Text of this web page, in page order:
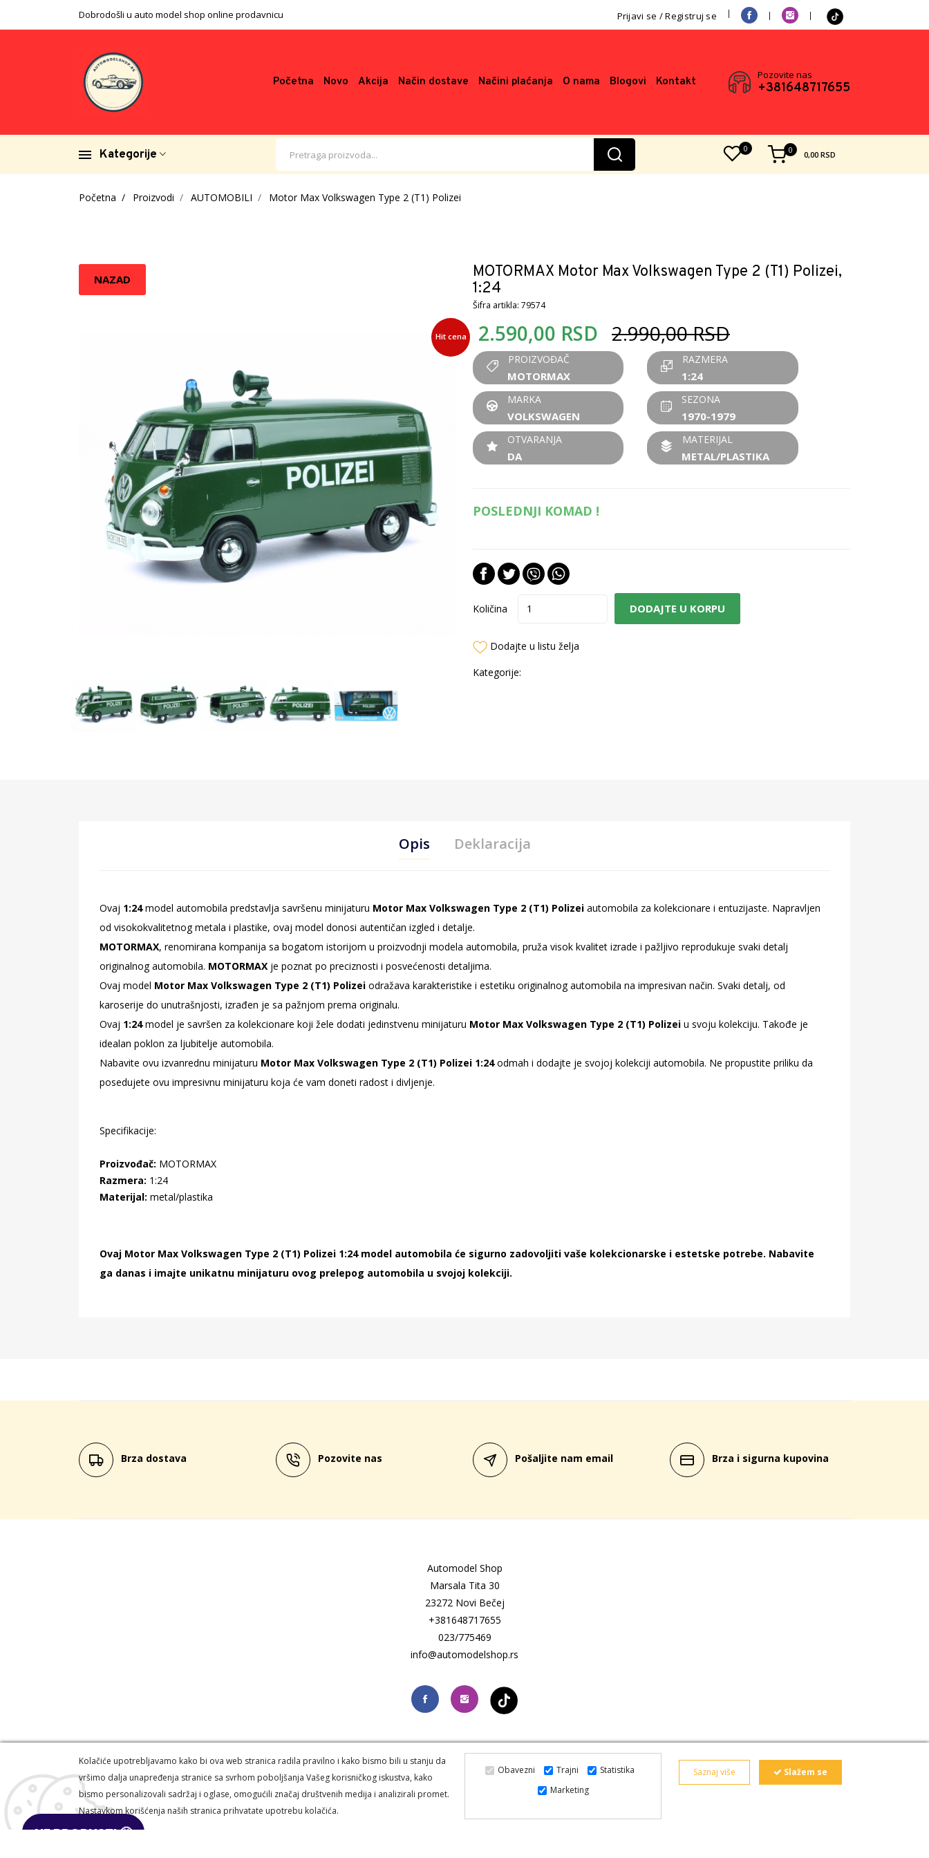
Dobrodošli u auto model shop online prodavnicu Prijavi se / Registruj se
Početna Novo Akcija Način dostave Načini plaćanja O nama Blogovi Kontakt
Pozovite nas
+381648717655
Kategorije 0
0,00 RSD
0
Početna Proizvodi AUTOMOBILI Motor Max Volkswagen Type 2 (T1) Polizei
NAZAD
MOTORMAX Motor Max Volkswagen Type 2 (T1) Polizei,
1:24
Šifra artikla: 79574
Hit cena 2.590,00 RSD 2.990,00RSD
PROIZVOĐAČ
MOTORMAX
RAZMERA
1:24
MARKA
VOLKSWAGEN
SEZONA
1970-1979
OTVARANJA
DA
MATERIJAL
METAL/PLASTIKA
POSLEDNJI KOMAD !
Količina DODAJTE U KORPU
Dodajte u listu želja
Kategorije:
Opis Deklaracija
Ovaj 1:24model automobila predstavlja savršenu minijaturu Motor Max Volkswagen Type 2 (T1) Polizei automobila za kolekcionare i entuzijaste. Napravljen
od visokokvalitetnog metala i plastike, ovaj model donosi autentičan izgled i detalje.
MOTORMAX, renomirana kompanija sa bogatom istorijom u proizvodnji modela automobila, pruža visok kvalitet izrade i pažljivo reprodukuje svaki detalj
originalnog automobila. MOTORMAX je poznat po preciznosti i posvećenosti detaljima.
Ovaj model Motor Max Volkswagen Type 2 (T1) Polizei odražava karakteristike i estetiku originalnog automobila na impresivan način. Svaki detalj, od
karoserije do unutrašnjosti, izrađen je sa pažnjom prema originalu.
Ovaj 1:24model je savršen za kolekcionare koji žele dodati jedinstvenu minijaturu Motor Max Volkswagen Type 2 (T1) Polizei u svoju kolekciju. Takođe je
idealan poklon za ljubitelje automobila.
Nabavite ovu izvanrednu minijaturu Motor Max Volkswagen Type 2 (T1) Polizei 1:24odmah i dodajte je svojoj kolekciji automobila. Ne propustite priliku da
posedujete ovu impresivnu minijaturu koja će vam doneti radost i divljenje.
Specifikacije:
Proizvođač: MOTORMAX
Razmera: 1:24
Materijal: metal/plastika
Ovaj Motor Max Volkswagen Type 2 (T1) Polizei 1:24 model automobila će sigurno zadovoljiti vaše kolekcionarske i estetske potrebe. Nabavite
ga danas i imajte unikatnu minijaturu ovog prelepog automobila u svojoj kolekciji.
Brza dostava Pozovite nas Pošaljite nam email Brza i sigurna kupovina
Automodel Shop
Marsala Tita 30
23272 Novi Bečej
+381648717655
023/775469
info@automodelshop.rs
Auto model shop © 2026. Sva prava zadržana - Powered by Froze-code. Izrada web sajta
Načini plaćanja
Kolačiće upotrebljavamo kako bi ova web stranica radila pravilno i kako bismo bili u stanju da
vršimo dalja unapređenja stranice sa svrhom poboljšanja Vašeg korisničkog iskustva, kako
bismo personalizovali sadržaj i oglase, omogućili značaj društvenih medija i analizirali promet.
Nastavkom korišćenja naših stranica prihvatate upotrebu kolačića.
Obavezni Trajni
Statistika
Marketing
Saznaj više Slažem se
NE PROPUSTI 🤩